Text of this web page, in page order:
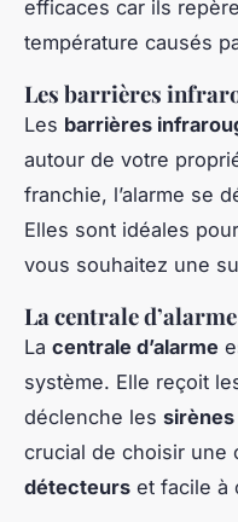
efficaces car ils
température causés
Les barrières
Les barrières
autour de votre
franchie, l’alarme se
Elles sont idéales
vous souhaitez une
La centrale d’alarme
La centrale d’alarme
système. Elle reçoit
déclenche les sirènes
crucial de choisir une
détecteurs et facile à